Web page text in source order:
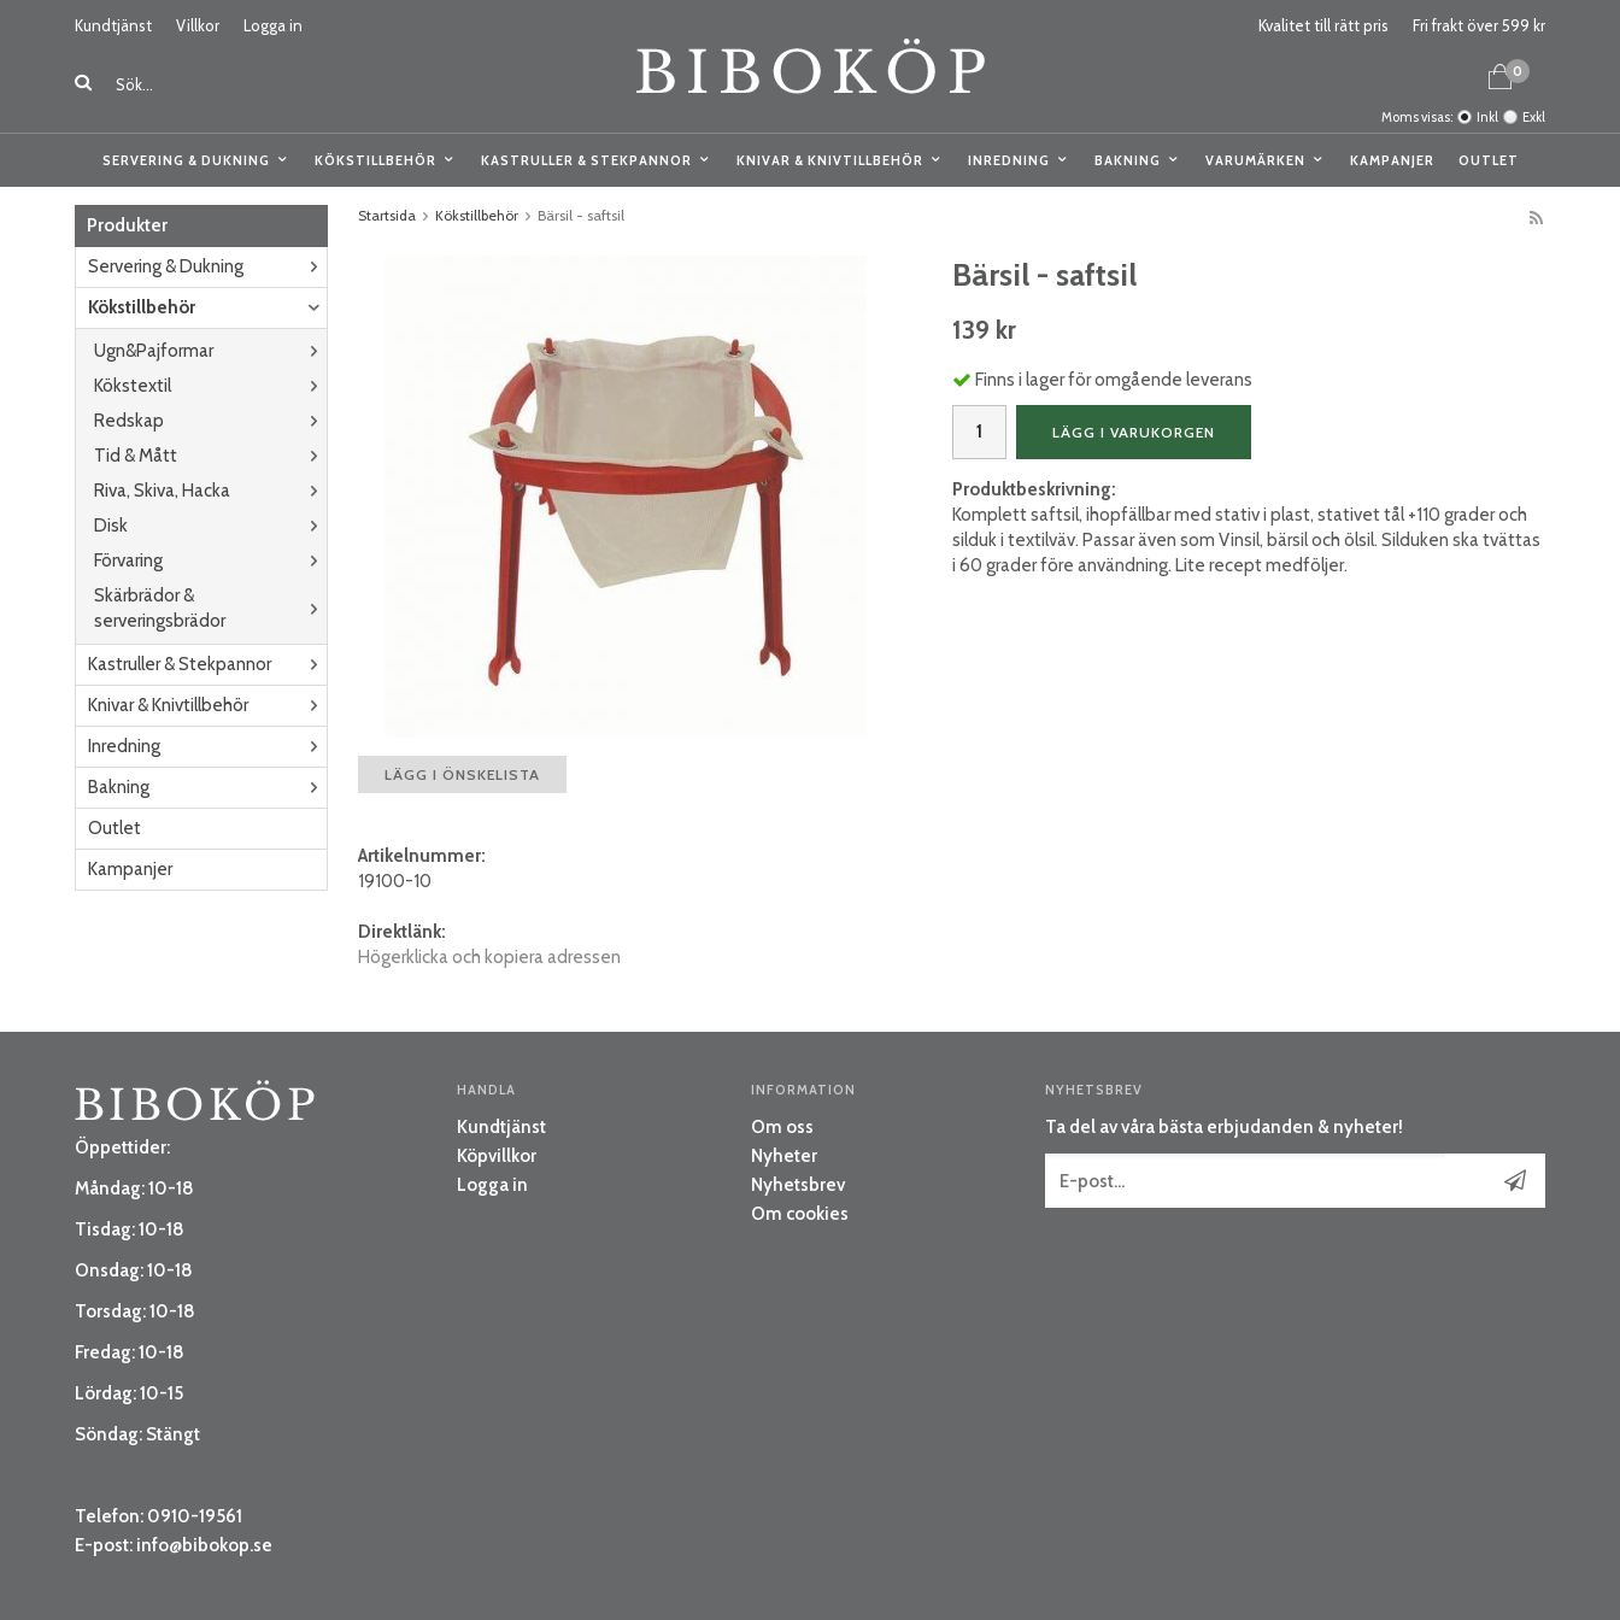
Kundtjänst Villkor Logga in Kvalitet till rätt pris Fri frakt över 599 kr
0
Moms visas: Inkl Exkl
SERVERING & DUKNING KÖKSTILLBEHÖR KASTRULLER & STEKPANNOR KNIVAR & KNIVTILLBEHÖR INREDNING BAKNING VARUMÄRKEN KAMPANJER OUTLET
Produkter
Servering & Dukning
Kökstillbehör
Ugn&Pajformar
Kökstextil
Redskap
Tid & Mått
Riva, Skiva, Hacka
Disk
Förvaring
Skärbrädor &
serveringsbrädor
Kastruller & Stekpannor
Knivar & Knivtillbehör
Inredning
Bakning
Outlet
Kampanjer
Startsida Kökstillbehör Bärsil - saftsil
Bärsil - saftsil
139 kr
Finns i lager för omgående leverans
LÄGG I VARUKORGEN
Produktbeskrivning:
Komplett saftsil, ihopfällbar med stativ i plast, stativet tål +110 grader och
silduk i textilväv. Passar även som Vinsil, bärsil och ölsil. Silduken ska tvättas
i 60 grader före användning. Lite recept medföljer.
LÄGG I ÖNSKELISTA
Artikelnummer:
19100-10
Direktlänk:
Högerklicka och kopiera adressen
Öppettider:
Måndag: 10-18
Tisdag: 10-18
Onsdag: 10-18
Torsdag: 10-18
Fredag: 10-18
Lördag: 10-15
Söndag: Stängt
Telefon: 0910-19561
E-post: info@bibokop.se
HANDLA
Kundtjänst
Köpvillkor
Logga in
INFORMATION
Om oss
Nyheter
Nyhetsbrev
Om cookies
NYHETSBREV
Ta del av våra bästa erbjudanden & nyheter!